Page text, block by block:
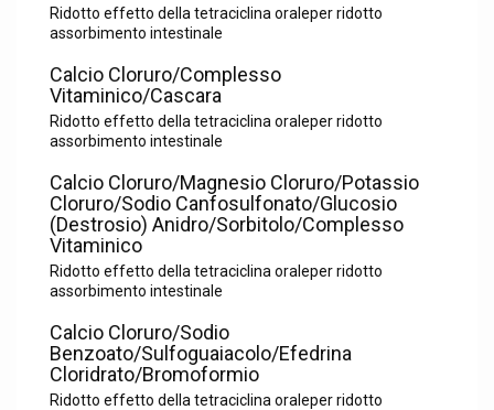
Ridotto effetto della tetraciclina oraleper ridotto
assorbimento intestinale
Calcio Cloruro/Complesso
Vitaminico/Cascara
Ridotto effetto della tetraciclina oraleper ridotto
assorbimento intestinale
Calcio Cloruro/Magnesio Cloruro/Potassio
Cloruro/Sodio Canfosulfonato/Glucosio
(Destrosio) Anidro/Sorbitolo/Complesso
Vitaminico
Ridotto effetto della tetraciclina oraleper ridotto
assorbimento intestinale
Calcio Cloruro/Sodio
Benzoato/Sulfoguaiacolo/Efedrina
Cloridrato/Bromoformio
Ridotto effetto della tetraciclina oraleper ridotto